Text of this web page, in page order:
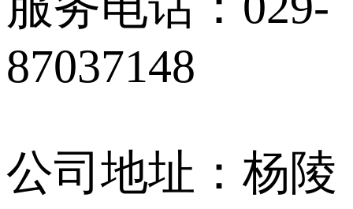
87037148
公司地址：杨陵